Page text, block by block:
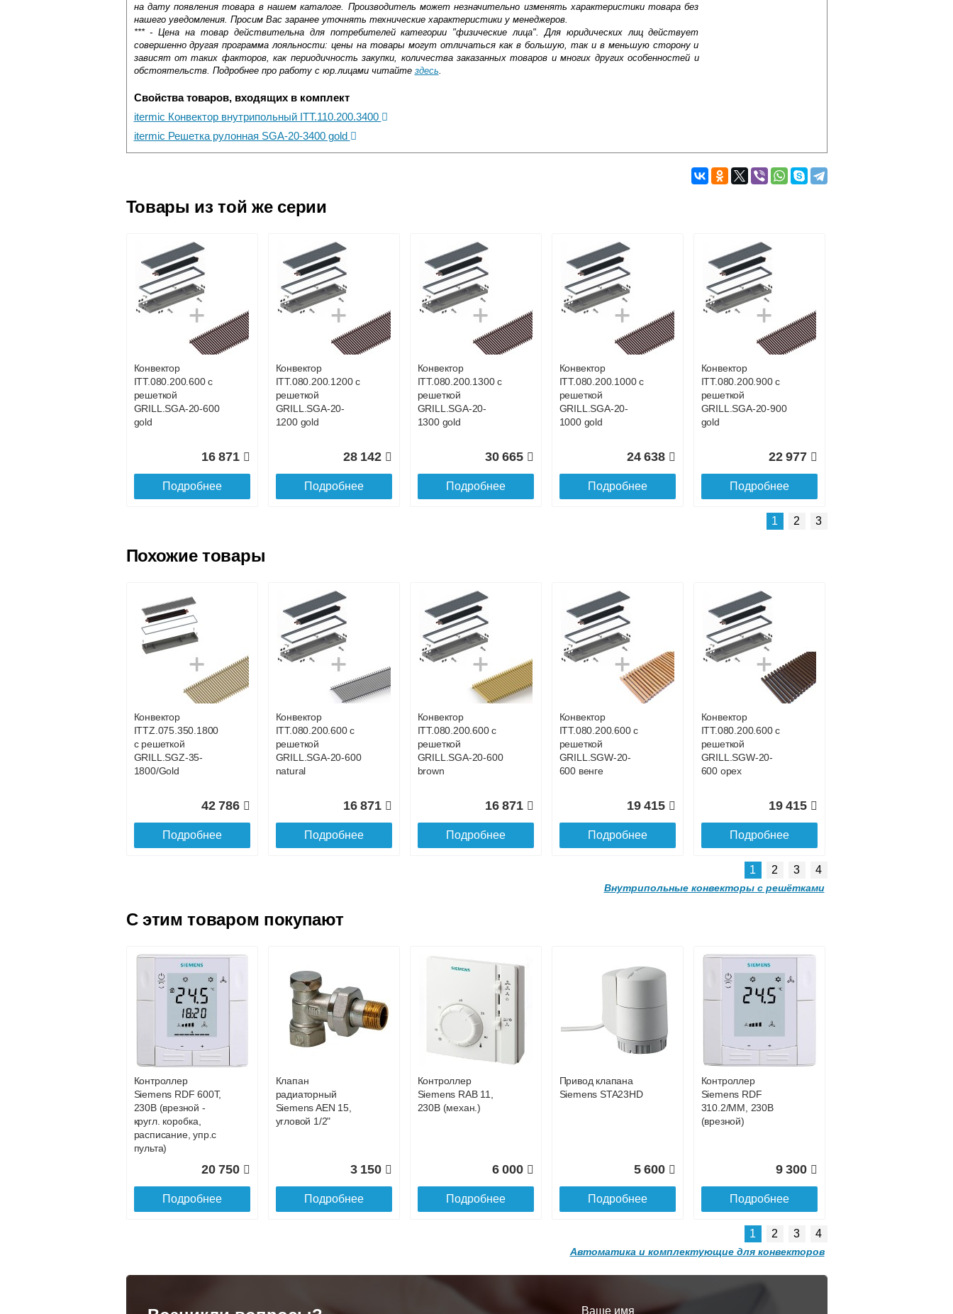
на дату появления товара в нашем каталоге. Производитель может незначительно изменять характеристики товара без
нашего уведомления. Просим Вас заранее уточнять технические характеристики у менеджеров.
*** - Цена на товар действительна для потребителей категории "физические лица". Для юридических лиц действует
совершенно другая программа лояльности: цены на товары могут отличаться как в большую, так и в меньшую сторону и
зависят от таких факторов, как периодичность закупки, количества заказанных товаров и многих других особенностей и
обстоятельств. Подробнее про работу с юр.лицами читайте здесь
Свойства товаров, входящих в комплект
itermic Конвектор внутрипольный ITT.110.200.3400
itermic Решетка рулонная SGA-20-3400 gold
Доставка сантехники по Москве и Московской области
Подъем на этаж.
до подъезда
услуга платная
возможность
Доставка в регионы России.
Подробнее о доставке
Возможные способы оплаты:
Банковской картой при получении товара как при доставке, так и самовывозом
Интернет-деньгами (Yandex-деньги, Web-money, Qiwi-кошельки и другие).
Безналичный расчёт (возможно и с НДС)
Подробнее об оплате
Товары из той же серии
Конвектор
ITT.080.200.600 с
решеткой
GRILL.SGA-20-600
gold
16 871
Подробнее
Конвектор
ITT.080.200.1200 с
решеткой
GRILL.SGA-20-
1200 gold
28 142
Подробнее
Конвектор
ITT.080.200.1300 с
решеткой
GRILL.SGA-20-
1300 gold
30 665
Подробнее
Конвектор
ITT.080.200.1000 с
решеткой
GRILL.SGA-20-
1000 gold
24 638
Подробнее
Конвектор
ITT.080.200.900 с
решеткой
GRILL.SGA-20-900
gold
22 977
Подробнее
Конвектор
ITT.080.200.800 с
GRILL.SGA-20-800
21 017
Подробнее
Конвектор
ITT.080.200.700 с
GRILL.SGA-20-700
19 056
Подробнее
Конвектор
ITT.080.200.1100 с
GRILL.SGA-20-
26 519
Конвектор
ITT.080.200.4400 с
GRILL.SGA-20-
93 185
Подробнее
Конвектор
ITT.080.200.4300 с
GRILL.SGA-20-
91 285
Подробнее
решеткой
GRILL.SGA-20-
4200 gold
88 202
Подробнее
Конвектор
GRILL.SGA-20-
4100 gold
86 301
Подробнее
решеткой
GRILL.SGA-20-
84 396
Подробнее
GRILL.SGA-20-
81 914
Подробнее
решеткой
GRILL.SGA-20-
3800 gold
80 011
Подробнее
1 2 3
Похожие товары
Конвектор
ITTZ.075.350.1800
с решеткой
GRILL.SGZ-35-
1800/Gold
42 786
Подробнее
Конвектор
ITT.080.200.600 с
решеткой
GRILL.SGA-20-600
natural
16 871
Подробнее
Конвектор
ITT.080.200.600 с
решеткой
GRILL.SGA-20-600
brown
16 871
Подробнее
Конвектор
ITT.080.200.600 с
решеткой
GRILL.SGW-20-
600 венге
19 415
Подробнее
Конвектор
ITT.080.200.600 с
решеткой
GRILL.SGW-20-
600 орех
19 415
Подробнее
Конвектор
ITT.080.200.1200 с
решеткой
GRILL.SGA-20-
1200 natural
Подробнее
Конвектор
ITT.080.200.600 с
решеткой
GRILL.SGA-20-600
Подробнее
Конвектор
ITT.080.200.1200 с
решеткой
GRILL.SGA-20-
1200 brown
Подробнее
ITT.080.200.1200 с
решеткой
GRILL.SGW-20-
32 501
Конвектор
решеткой
GRILL.SGW-20-
1200 орех
Подробнее
Конвектор
Конвектор
Конвектор
ITT.080.200.1200 с
Конвектор
решеткой
Конвектор
1 2 3 4
Внутрипольные конвекторы с решётками
C этим товаром покупают
Контроллер
Siemens RDF 600Т,
230В (врезной -
кругл. коробка,
расписание, упр.с
пульта)
20 750
Подробнее
Клапан
радиаторный
Siemens AEN 15,
угловой 1/2"
3 150
Подробнее
Контроллер
Siemens RAB 11,
230В (механ.)
6 000
Подробнее
Привод клапана
Siemens STA23HD
5 600
Подробнее
Контроллер
Siemens RDF
310.2/MM, 230В
(врезной)
9 300
Подробнее
1 2 3 4
Автоматика и комплектующие для конвекторов
Ваше имя